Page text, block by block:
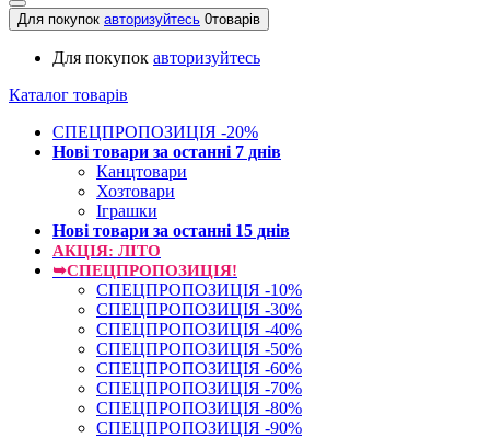
Для покупок авторизуйтесь 0товарів
Для покупок авторизуйтесь
Каталог товарів
СПЕЦПРОПОЗИЦІЯ -20%
Нові товари за останнi 7 днiв
Канцтовари
Хозтовари
Іграшки
Нові товари за останнi 15 днiв
АКЦІЯ: ЛІТО
➥СПЕЦПРОПОЗИЦІЯ!
СПЕЦПРОПОЗИЦІЯ -10%
СПЕЦПРОПОЗИЦІЯ -30%
СПЕЦПРОПОЗИЦІЯ -40%
СПЕЦПРОПОЗИЦІЯ -50%
СПЕЦПРОПОЗИЦІЯ -60%
СПЕЦПРОПОЗИЦІЯ -70%
СПЕЦПРОПОЗИЦІЯ -80%
СПЕЦПРОПОЗИЦІЯ -90%